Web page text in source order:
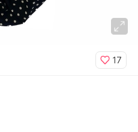
17